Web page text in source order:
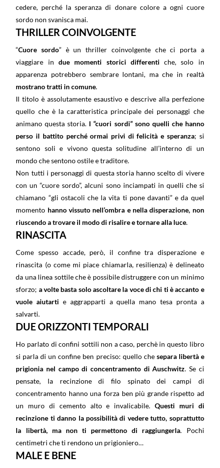
cedere, perché la speranza di donare colore a ogni cuore
sordo non svanisca mai.
THRILLER COINVOLGENTE
“Cuore sordo” è un thriller coinvolgente che ci porta a
viaggiare in due momenti storici differenti che, solo in
apparenza potrebbero sembrare lontani, ma che in realtà
mostrano tratti in comune.
Il titolo è assolutamente esaustivo e descrive alla perfezione
quello che è la caratteristica principale dei personaggi che
animano questa storia. I “cuori sordi” sono quelli che hanno
perso il battito perché ormai privi di felicità e speranza; si
sentono soli e vivono questa solitudine all’interno di un
mondo che sentono ostile e traditore.
Non tutti i personaggi di questa storia hanno scelto di vivere
con un “cuore sordo”, alcuni sono inciampati in quelli che si
chiamano “gli ostacoli che la vita ti pone davanti” e da quel
momento hanno vissuto nell’ombra e nella disperazione, non
riuscendo a trovare il modo di risalire e tornare alla luce.
RINASCITA
Come spesso accade, però, il confine tra disperazione e
rinascita (o come mi piace chiamarla, resilienza) è delineato
da una linea sottile che è possibile distruggere con un minimo
sforzo; a volte basta solo ascoltare la voce di chi ti è accanto e
vuole aiutarti e aggrapparti a quella mano tesa pronta a
salvarti.
DUE ORIZZONTI TEMPORALI
Ho parlato di confini sottili non a caso, perchè in questo libro
si parla di un confine ben preciso: quello che separa libertà e
prigionia nel campo di concentramento di Auschwitz. Se ci
pensate, la recinzione di filo spinato dei campi di
concentramento hanno una forza ben più grande rispetto ad
un muro di cemento alto e invalicabile. Questi muri di
recinzione ti danno la possibilità di vedere tutto, soprattutto
la libertà, ma non ti permettono di raggiungerla. Pochi
centimetri che ti rendono un prigioniero…
MALE E BENE